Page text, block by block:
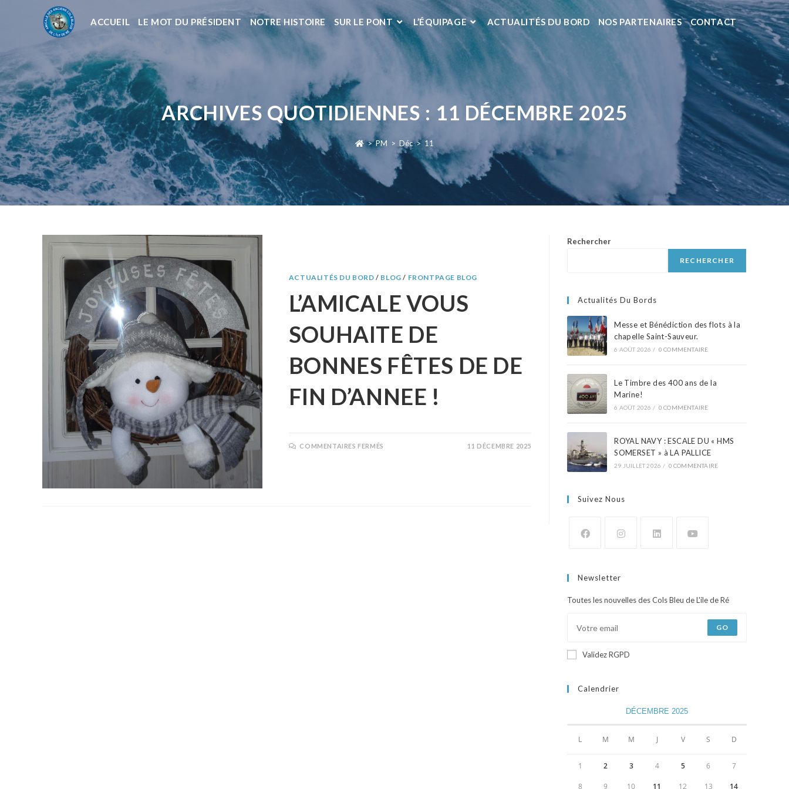
ACCUEIL LE MOT DU PRÉSIDENT NOTRE HISTOIRE SUR LE PONT L’ÉQUIPAGE ACTUALITÉS DU BORD NOS PARTENAIRES CONTACT
ARCHIVES QUOTIDIENNES : 11 DÉCEMBRE 2025
> PM > Déc > 11
ACTUALITÉS DU BORD / BLOG / FRONTPAGE BLOG
L’AMICALE VOUS
SOUHAITE DE
BONNES FÊTES DE DE
FIN D’ANNEE !
COMMENTAIRES FERMÉS 11 DÉCEMBRE 2025
Rechercher
RECHERCHER
Actualités Du Bords
Messe et Bénédiction des flots à la
chapelle Saint-Sauveur.
6 AOÛT 2026 / 0 COMMENTAIRE
Le Timbre des 400 ans de la
Marine!
6 AOÛT 2026 / 0 COMMENTAIRE
ROYAL NAVY : ESCALE DU « HMS
SOMERSET » à LA PALLICE
29 JUILLET 2026 / 0 COMMENTAIRE
Suivez Nous
Newsletter
Toutes les nouvelles des Cols Bleu de L'ile de Ré
GO
Validez RGPD
Calendrier
DÉCEMBRE 2025
L M M J V S D
1 2 3 4 5 6 7
8 9 10 11 12 13 14